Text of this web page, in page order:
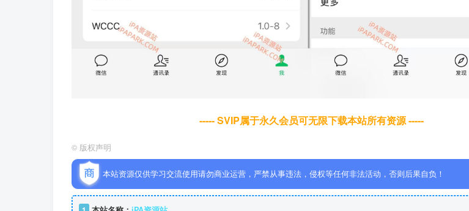
----- SVIP属于永久会员可无限下载本站所有资源 -----
© 版权声明
本站资源仅供学习交流使用请勿商业运营，严禁从事违法，侵权等任何非法活动，否则后果自负！